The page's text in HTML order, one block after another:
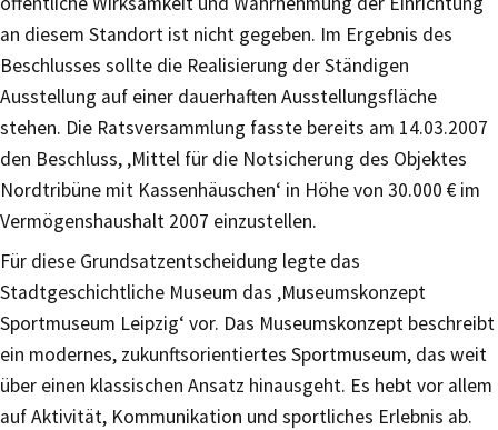
an diesem Standort ist nicht gegeben. Im Ergebnis des
Beschlusses sollte die Realisierung der Ständigen
Ausstellung auf einer dauerhaften Ausstellungsfläche
stehen. Die Ratsversammlung fasste bereits am 14.03.2007
den Beschluss, ‚Mittel für die Notsicherung des Objektes
Nordtribüne mit Kassenhäuschen‘ in Höhe von 30.000 € im
Vermögenshaushalt 2007 einzustellen.
Für diese Grundsatzentscheidung legte das
Stadtgeschichtliche Museum das ‚Museumskonzept
Sportmuseum Leipzig‘ vor. Das Museumskonzept beschreibt
ein modernes, zukunftsorientiertes Sportmuseum, das weit
über einen klassischen Ansatz hinausgeht. Es hebt vor allem
auf Aktivität, Kommunikation und sportliches Erlebnis ab.